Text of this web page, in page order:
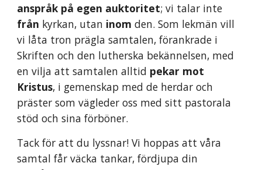
anspråk på egen auktoritet; vi talar inte
från kyrkan, utan inom den. Som lekmän vill
vi låta tron prägla samtalen, förankrade i
Skriften och den lutherska bekännelsen, med
en vilja att samtalen alltid pekar mot
Kristus, i gemenskap med de herdar och
präster som vägleder oss med sitt pastorala
stöd och sina förböner.
Tack för att du lyssnar! Vi hoppas att våra
samtal får väcka tankar, fördjupa din